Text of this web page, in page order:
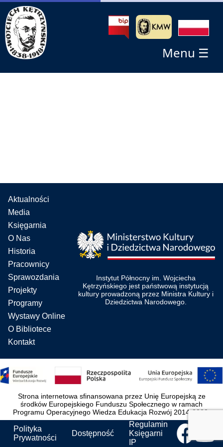
Menu ☰
Aktualności
Media
Księgarnia
O Nas
Historia
Pracownicy
Sprawozdania
Projekty
Programy
Wystawy Online
O Bibliotece
Kontakt
Instytut Północny im. Wojciecha
Kętrzyńskiego jest państwową instytucją
kultury prowadzoną przez Ministra Kultury i
Dziedzictwa Narodowego.
Strona internetowa sfinansowana przez Unię Europejską ze
środków Europejskiego Funduszu Społecznego w ramach
Programu Operacyjnego Wiedza Edukacja Rozwój 2014-2020.
Polityka
Prywatności
Dostępność
Regulamin
Księgarni
IP